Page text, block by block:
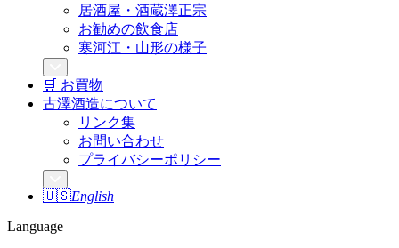
居酒屋・酒蔵澤正宗
お勧めの飲食店
寒河江・山形の様子
🛒 お買物
古澤酒造について
リンク集
お問い合わせ
プライバシーポリシー
🇺🇸English
Language